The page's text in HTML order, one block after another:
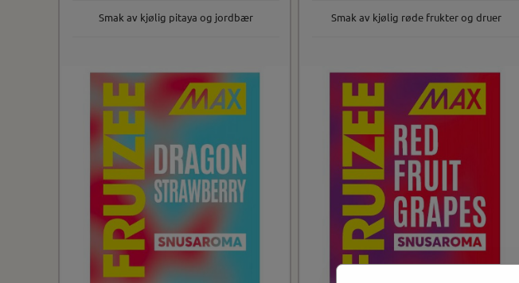
Smak av kjølig pitaya og jordbær Smak av kjølig røde frukter og druer